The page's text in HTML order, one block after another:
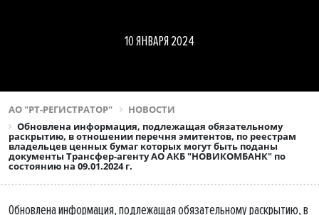
10 ЯНВАРЯ 2024
АО "РТ-РЕГИСТРАТОР"
НОВОСТИ
Обновлена информация, подлежащая обязательному
раскрытию, в отношении перечня эмитентов, по реестрам
владельцев ценных бумаг которых могут быть поданы
документы Трансфер-агенту АО АКБ "НОВИКОМБАНК" по
состоянию на 09.01.2024 г.
Обновлена информация, подлежащая обязательному раскрытию, в